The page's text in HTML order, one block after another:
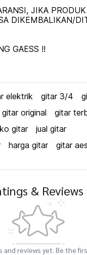
JIKA
DIKEMBALIKAN/
GAESS !!
elektrik gitar 3/4
gitar original
gitar
gitar
jual gitar
harga gitar
gitar
& Reviews
and reviews yet. Be the